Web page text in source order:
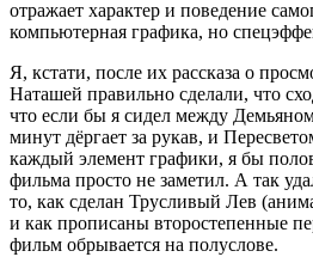
отражает характер и поведение
компьютерная графика, но
Я, кстати, после их рассказа о
Наташей правильно сделали, что
что если бы я сидел между
минут дёргает за рукав, и
каждый элемент графики, я бы
фильма просто не заметил. А так
то, как сделан Трусливый Лев
и как прописаны второстепенные
фильм обрывается на полуслове.